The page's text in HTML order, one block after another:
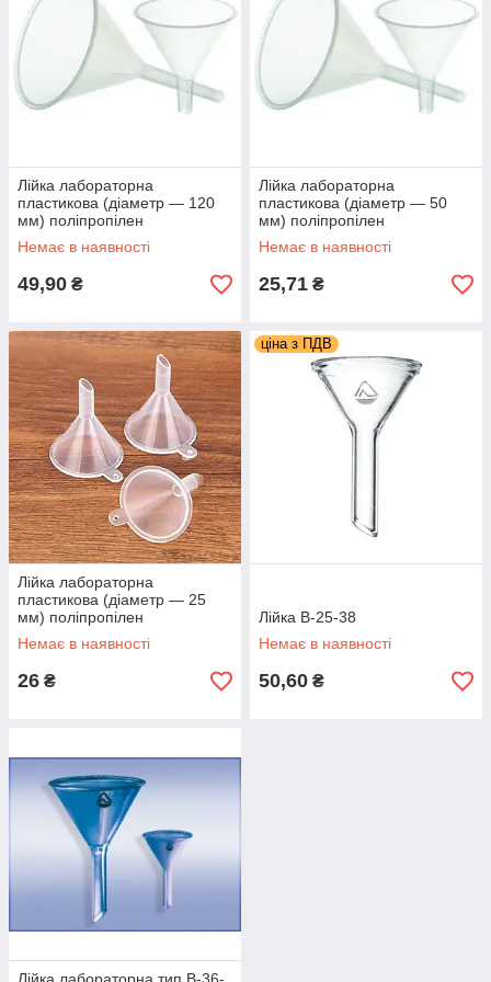
Лійка лабораторна
пластикова (діаметр — 120
мм) поліпропілен
Немає в наявності
49,90 ₴
Лійка лабораторна
пластикова (діаметр — 50
мм) поліпропілен
Немає в наявності
25,71 ₴
Лійка лабораторна
пластикова (діаметр — 25
мм) поліпропілен
Немає в наявності
26 ₴
ціна з ПДВ
Лійка В-25-38
Немає в наявності
50,60 ₴